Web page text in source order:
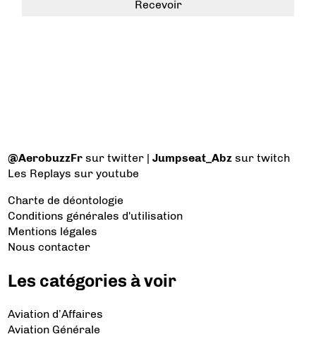
@AerobuzzFr sur twitter |Jumpseat_Abz sur twitch
Les Replays sur youtube
Charte de déontologie
Conditions générales d'utilisation
Mentions légales
Nous contacter
Les catégories à voir
Aviation d’Affaires
Aviation Générale